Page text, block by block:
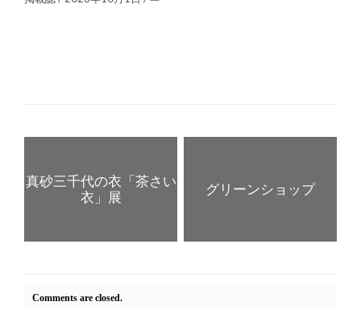
グリーンショップ
真砂三千代の衣「茶さい
衣」展
Comments are closed.